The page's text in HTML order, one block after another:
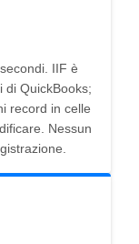
IIF è
di QuickBooks;
record in celle
Nessun